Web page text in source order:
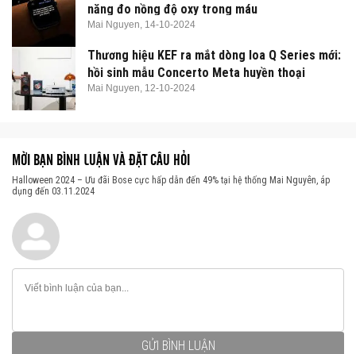
năng đo nồng độ oxy trong máu
Mai Nguyen, 14-10-2024
Thương hiệu KEF ra mắt dòng loa Q Series mới:
hồi sinh mẫu Concerto Meta huyền thoại
Mai Nguyen, 12-10-2024
MỜI BẠN BÌNH LUẬN VÀ ĐẶT CÂU HỎI
Halloween 2024 – Ưu đãi Bose cực hấp dẫn đến 49% tại hệ thống Mai Nguyên, áp
dụng đến 03.11.2024
GỬI BÌNH LUẬN